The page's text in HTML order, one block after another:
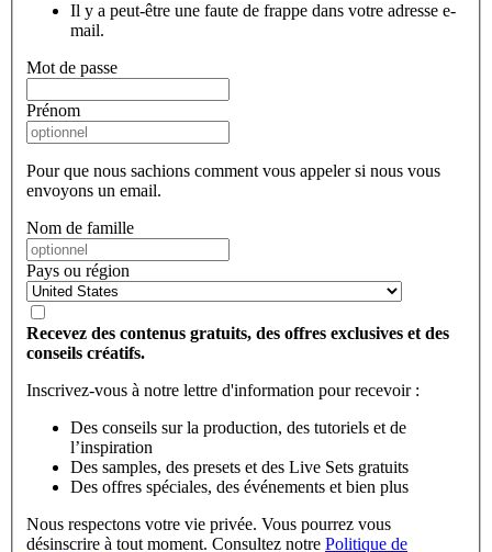
Il y a peut-être une faute de frappe dans votre adresse e-
mail.
Mot de passe
Prénom
Pour que nous sachions comment vous appeler si nous vous
envoyons un email.
Nom de famille
Pays ou région
Recevez des contenus gratuits, des offres exclusives et des
conseils créatifs.
Inscrivez-vous à notre lettre d'information pour recevoir :
Des conseils sur la production, des tutoriels et de
l’inspiration
Des samples, des presets et des Live Sets gratuits
Des offres spéciales, des événements et bien plus
Nous respectons votre vie privée. Vous pourrez vous
désinscrire à tout moment. Consultez notre Politique de